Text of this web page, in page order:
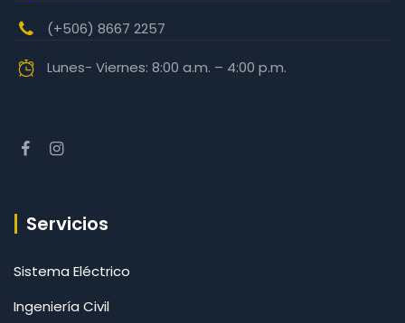
(+506) 8667 2257‬
Lunes- Viernes: 8:00 a.m. – 4:00 p.m.
Servicios
Sistema Eléctrico
Ingeniería Civil